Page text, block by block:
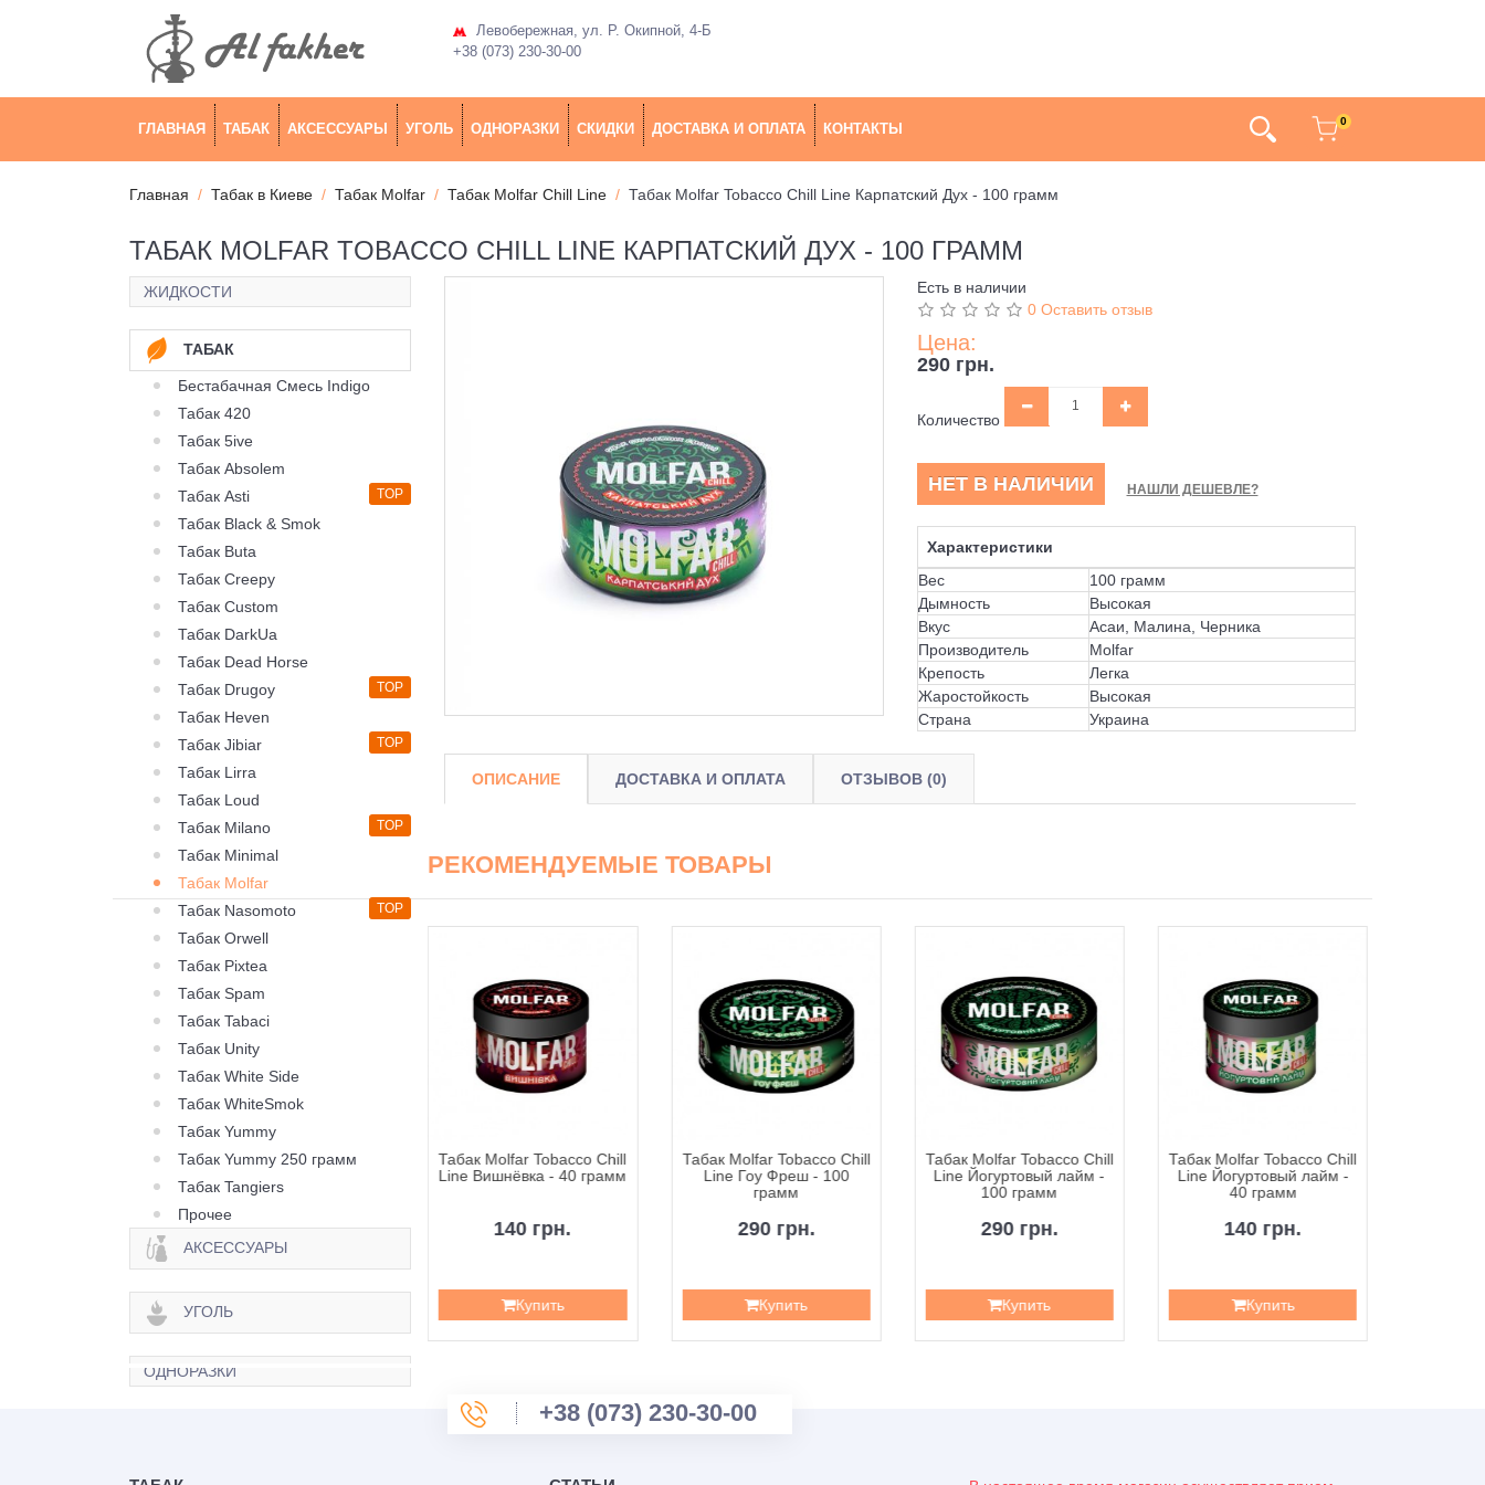
Левобережная, ул. Р. Окипной, 4-Б
+38 (073) 230-30-00
ГЛАВНАЯ ТАБАК АКСЕССУАРЫ УГОЛЬ ОДНОРАЗКИ СКИДКИ ДОСТАВКА И ОПЛАТА КОНТАКТЫ 0
Главная Табак в Киеве Табак Molfar Табак Molfar Chill Line Табак Molfar Tobacco Chill Line Карпатский Дух - 100 грамм
ТАБАК MOLFAR TOBACCO CHILL LINE КАРПАТСКИЙ ДУХ - 100 ГРАММ
ЖИДКОСТИ
ТАБАК
Бестабачная Смесь Indigo
Табак 420
Табак 5ive
Табак Absolem
Табак Asti
TOP
Табак Black & Smok
Табак Buta
Табак Creepy
Табак Custom
Табак DarkUa
Табак Dead Horse
Табак Drugoy
TOP
Табак Heven
Табак Jibiar
TOP
Табак Lirra
Табак Loud
Табак Milano
TOP
Табак Minimal
Табак Molfar
Табак Nasomoto
TOP
Табак Orwell
Табак Pixtea
Табак Spam
Табак Tabaci
Табак Unity
Табак White Side
Табак WhiteSmok
Табак Yummy
Табак Yummy 250 грамм
Табак Tangiers
Прочее
АКСЕССУАРЫ
УГОЛЬ
ОДНОРАЗКИ
Есть в наличии
0 Оставить отзыв
Цена:
290 грн.
Количество
НЕТ В НАЛИЧИИ НАШЛИ ДЕШЕВЛЕ?
Характеристики
Вес
100 грамм
Дымность
Высокая
Вкус
Асаи, Малина, Черника
Производитель
Molfar
Крепость
Легка
Жаростойкость
Высокая
Страна
Украина
ОПИСАНИЕ ДОСТАВКА И ОПЛАТА ОТЗЫВОВ (0)
РЕКОМЕНДУЕМЫЕ ТОВАРЫ
Табак Molfar Tobacco Chill
грамм
290 грн.
Табак Molfar Tobacco Chill
Line Вишнёвка - 40 грамм
140 грн.
Купить
Табак Molfar Tobacco Chill
Line Гоу Фреш - 100
грамм
290 грн.
Купить
Табак Molfar Tobacco Chill
Line Йогуртовый лайм -
100 грамм
290 грн.
Купить
Табак Molfar Tobacco Chill
Line Йогуртовый лайм -
40 грамм
140 грн.
Купить
+38 (073) 230-30-00